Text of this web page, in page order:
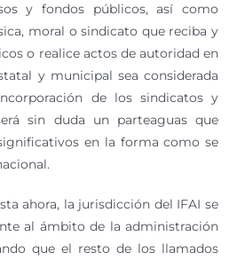
y fondos públicos, así como
moral o sindicato que reciba y
o realice actos de autoridad en
y municipal sea considerada
de los sindicatos y
sin duda un parteaguas que
en la forma como se
ahora, la jurisdicción del IFAI se
al ámbito de la administración
que el resto de los llamados